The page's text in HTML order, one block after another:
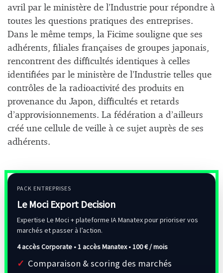
avril par le ministère de l’Industrie pour répondre à
toutes les questions pratiques des entreprises.
Dans le même temps, la Ficime souligne que ses
adhérents, filiales françaises de groupes japonais,
rencontrent des difficultés identiques à celles
identifiées par le ministère de l’Industrie telles que
contrôles de la radioactivité des produits en
provenance du Japon, difficultés et retards
d’approvisionnements. La fédération a d’ailleurs
créé une cellule de veille à ce sujet auprès de ses
adhérents.
PACK ENTREPRISES
Le Moci Export Decision
Expertise Le Moci + plateforme IA Manatex pour prioriser vos
marchés et passer à l’action.
4 accès Corporate • 1 accès Manatex •100 € / mois
Comparaison & scoring des marchés